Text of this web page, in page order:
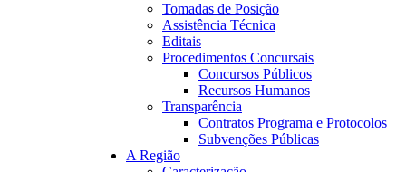
Tomadas de Posição
Assistência Técnica
Editais
Procedimentos Concursais
Concursos Públicos
Recursos Humanos
Transparência
Contratos Programa e Protocolos
Subvenções Públicas
A Região